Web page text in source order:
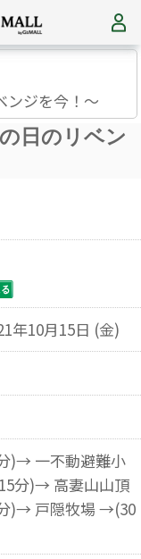
ンジを今！～
日のリベン
年10月15日 (金)
)→ 一不動避難小
分)→ 高妻山山頂
)→ 戸隠牧場 →(30